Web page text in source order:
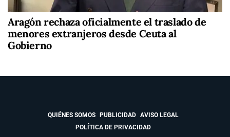
Aragón rechaza oficialmente el traslado de
menores extranjeros desde Ceuta al
Gobierno
QUIÉNES SOMOS PUBLICIDAD
AVISO LEGAL
POLÍTICA DE PRIVACIDAD